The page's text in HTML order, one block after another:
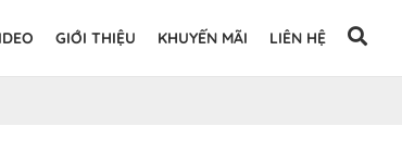
GIỚI THIỆU KHUYẾN MÃI LIÊN HỆ